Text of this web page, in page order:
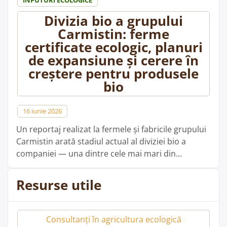
185/2026”
Divizia bio a grupului
Carmistin: ferme
certificate ecologic, planuri
de expansiune și cerere în
creștere pentru produsele
bio
16 iunie 2026
Un reportaj realizat la fermele și fabricile grupului
Carmistin arată stadiul actual al diviziei bio a
companiei — una dintre cele mai mari din
sale de extindere. Fermele ecologice certificate La
Urși, comuna Leleasca (Olt), funcționează o fermă
păsări sunt crescute în șase …
Resurse utile
Consultanți în agricultura ecologică